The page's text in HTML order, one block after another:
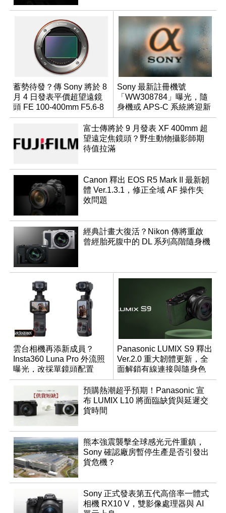
蓄勢待發？傳 Sony 將於 8
月 4 日發表平價超望遠鏡
頭 FE 100-400mm F5.6-8
Sony 最新註冊機號
「WW308784」曝光，隨
身機或 APS-C 系統將迎新
成員？
富士傳將於 9 月發表 XF 400mm 超
望遠定焦鏡頭？野生動物攝影師期
待值拉滿
Canon 釋出 EOS R5 Mark II 最新韌
體 Ver.1.3.1，修正全域 AF 操作失
效問題
經典計畫大復活？Nikon 傳將重啟
曾經胎死腹中的 DL 系列高階隨身機
雲台相機再添新成員？
Insta360 Luna Pro 外流照
曝光，改採單鏡頭配置
Panasonic LUMIX S9 釋出
Ver.2.0 重大韌體更新，全
面解鎖有線連接與隨身色
調編輯
預購熱潮超乎預期！Panasonic 宣
布 LUMIX L10 將面臨缺貨與延遲交
貨時間
熊本強震襲擊全球感光元件重鎮，
Sony 確認廠房暫停生產是否引發出
貨危機？
Sony 正式發表第五代高倍率一體式
相機 RX10 V，雙影像處理器與 AI